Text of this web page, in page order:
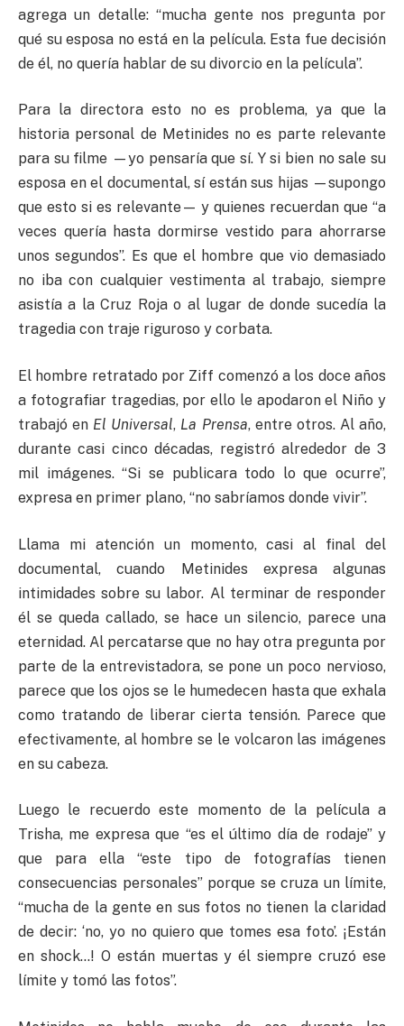
agrega un detalle: “mucha gente nos pregunta por
qué su esposa no está en la película. Esta fue decisión
de él, no quería hablar de su divorcio en la película”.
Para la directora esto no es problema, ya que la
historia personal de Metinides no es parte relevante
para su filme —yo pensaría que sí. Y si bien no sale su
esposa en el documental, sí están sus hijas —supongo
que esto si es relevante— y quienes recuerdan que “a
veces quería hasta dormirse vestido para ahorrarse
unos segundos”. Es que el hombre que vio demasiado
no iba con cualquier vestimenta al trabajo, siempre
asistía a la Cruz Roja o al lugar de donde sucedía la
tragedia con traje riguroso y corbata.
El hombre retratado por Ziff comenzó a los doce años
a fotografiar tragedias, por ello le apodaron el Niño y
trabajó en El Universal, La Prensa, entre otros. Al año,
durante casi cinco décadas, registró alrededor de 3
mil imágenes. “Si se publicara todo lo que ocurre”,
expresa en primer plano, “no sabríamos donde vivir”.
Llama mi atención un momento, casi al final del
documental, cuando Metinides expresa algunas
intimidades sobre su labor. Al terminar de responder
él se queda callado, se hace un silencio, parece una
eternidad. Al percatarse que no hay otra pregunta por
parte de la entrevistadora, se pone un poco nervioso,
parece que los ojos se le humedecen hasta que exhala
como tratando de liberar cierta tensión. Parece que
efectivamente, al hombre se le volcaron las imágenes
en su cabeza.
Luego le recuerdo este momento de la película a
Trisha, me expresa que “es el último día de rodaje” y
que para ella “este tipo de fotografías tienen
consecuencias personales” porque se cruza un límite,
“mucha de la gente en sus fotos no tienen la claridad
de decir: ‘no, yo no quiero que tomes esa foto’. ¡Están
en shock…! O están muertas y él siempre cruzó ese
límite y tomó las fotos”.